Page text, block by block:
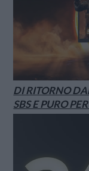
DI RITORNO
SBS E PURO